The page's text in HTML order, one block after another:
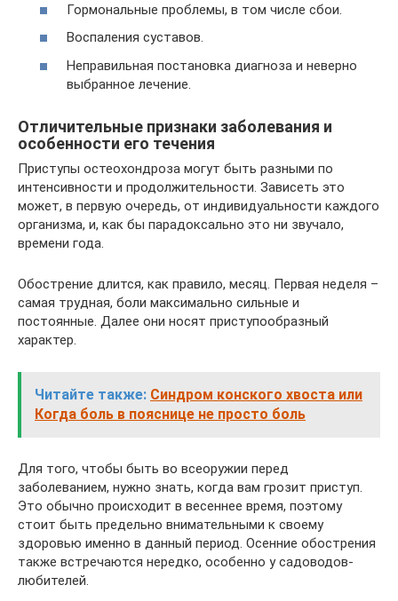
Гормональные проблемы, в том числе сбои.
Воспаления суставов.
Неправильная постановка диагноза и неверно
выбранное лечение.
Отличительные признаки заболевания и
особенности его течения
Приступы остеохондроза могут быть разными по
интенсивности и продолжительности. Зависеть это
может, в первую очередь, от индивидуальности каждого
организма, и, как бы парадоксально это ни звучало,
времени года.
Обострение длится, как правило, месяц. Первая неделя –
самая трудная, боли максимально сильные и
постоянные. Далее они носят приступообразный
характер.
Читайте также: Синдром конского хвоста или
Когда боль в пояснице не просто боль
Для того, чтобы быть во всеоружии перед
заболеванием, нужно знать, когда вам грозит приступ.
Это обычно происходит в весеннее время, поэтому
стоит быть предельно внимательными к своему
здоровью именно в данный период. Осенние обострения
также встречаются нередко, особенно у садоводов-
любителей.